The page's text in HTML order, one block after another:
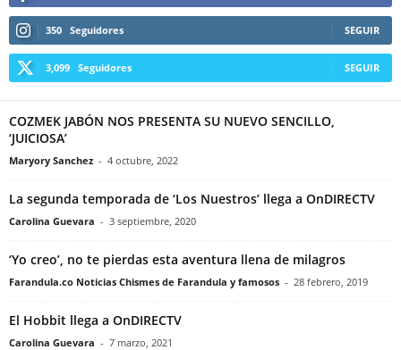
350 Seguidores SEGUIR
3,099 Seguidores SEGUIR
COZMEK JABÓN NOS PRESENTA SU NUEVO SENCILLO,
‘JUICIOSA’
Maryory Sanchez - 4 octubre, 2022
La segunda temporada de ‘Los Nuestros’ llega a OnDIRECTV
Carolina Guevara - 3 septiembre, 2020
‘Yo creo’, no te pierdas esta aventura llena de milagros
Farandula.co Noticias Chismes de Farandula y famosos - 28 febrero, 2019
El Hobbit llega a OnDIRECTV
Carolina Guevara - 7 marzo, 2021